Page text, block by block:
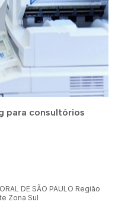
para consultórios
DE SÃO PAULO Região
Zona Sul